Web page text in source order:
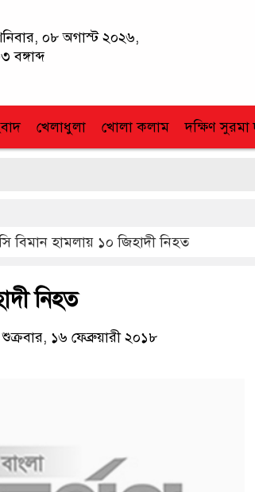
০৮ অগাস্ট ২০২৬,
বঙ্গাব্দ
খেলাধুলা খোলা কলাম দক্ষিণ সুরমা
বিমান হামলায় ১০ জিহাদী নিহত
নিহত
১৬ ফেব্রুয়ারী ২০১৮